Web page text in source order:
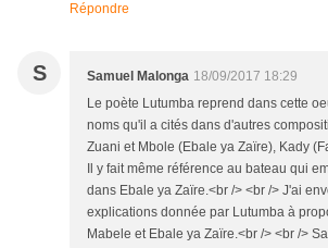
Répondre
S Samuel Malonga 18/09/2017 18:29
Le poète Lutumba reprend dans cette
noms qu'il a cités dans d'autres
Zuani et Mbole (Ebale ya Zaïre), Kady
Il y fait même référence au bateau qui
dans Ebale ya Zaïre.<br /> <br /> J'ai
explications donnée par Lutumba à
Mabele et Ebale ya Zaïre.<br /> <br />